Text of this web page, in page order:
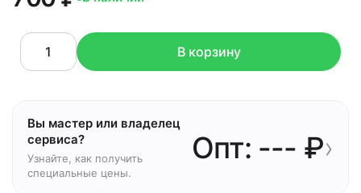
В корзину
Вы мастер или владелец
сервиса?
Узнайте, как получить
специальные цены.
Опт: --- ₽›